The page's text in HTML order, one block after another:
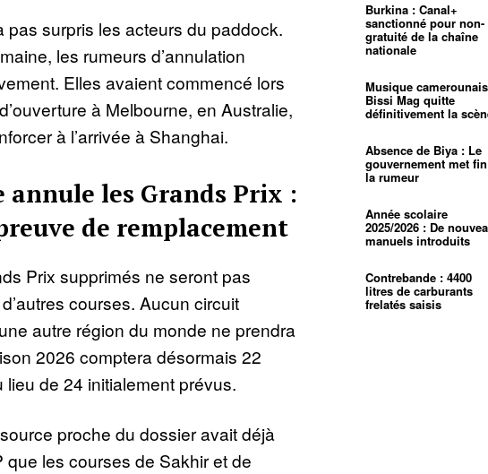
pas surpris les acteurs du paddock.
les rumeurs d’annulation
Elles avaient commencé lors
à Melbourne, en Australie,
à l’arrivée à Shanghai.
annule les Grands Prix :
de remplacement
Prix supprimés ne seront pas
courses. Aucun circuit
autre région du monde ne prendra
2026 comptera désormais 22
lieu de 24 initialement prévus.
proche du dossier avait déjà
que les courses de Sakhir et de
d’or
Entre
mentale
01:12
à
mettra-
au
01:12
Alexis
Mouelle
dernier
voyage
01:22
Burkina : Canal+
sanctionné pour non-
gratuité de la chaîne
nationale
Musique
Bissi Mag quitte
définitivement la
Absence de Biya : Le
gouvernement met
la rumeur
Année scolaire
2025/2026 : De
manuels introduits
Contrebande : 4400
litres de carburants
frelatés saisis